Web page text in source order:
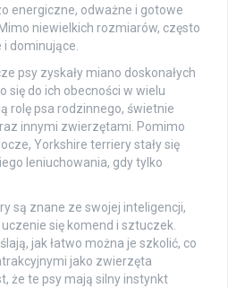
energiczne, odważne i gotowe
niewielkich rozmiarów, często
dominujące.
psy zyskały miano doskonałych
się do ich obecności w wielu
rolę psa rodzinnego, świetnie
innymi zwierzętami. Pomimo
Yorkshire terriery stały się
leniuchowania, gdy tylko
są znane ze swojej inteligencji,
się komend i sztuczek.
jak łatwo można je szkolić, co
jako zwierzęta
że te psy mają silny instynkt